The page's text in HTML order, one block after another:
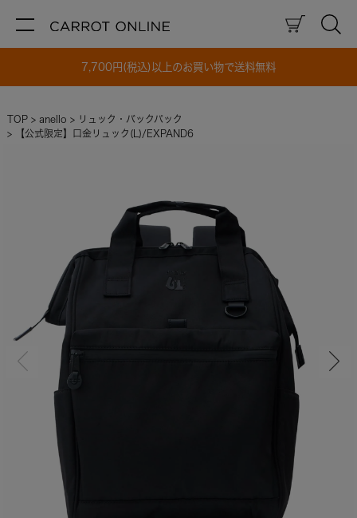
7,700円(税込)以上のお買い物で送料無料
TOP anello
リュック・バックパック
【公式限定】口金リュック(L)/EXPAND6